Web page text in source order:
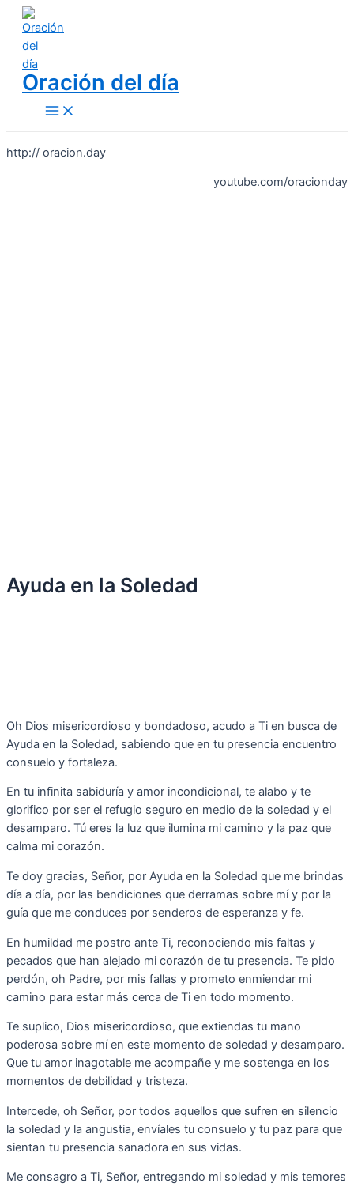
Skip
content
Oración del día
Main
Menu
http:// oracion.day
youtube.com/oracionday
Ayuda en la Soledad
Oh Dios misericordioso y bondadoso, acudo a Ti en busca de
Ayuda en la Soledad, sabiendo que en tu presencia encuentro
consuelo y fortaleza.
En tu infinita sabiduría y amor incondicional, te alabo y te
glorifico por ser el refugio seguro en medio de la soledad y el
desamparo. Tú eres la luz que ilumina mi camino y la paz que
calma mi corazón.
Te doy gracias, Señor, por Ayuda en la Soledad que me brindas
día a día, por las bendiciones que derramas sobre mí y por la
guía que me conduces por senderos de esperanza y fe.
En humildad me postro ante Ti, reconociendo mis faltas y
pecados que han alejado mi corazón de tu presencia. Te pido
perdón, oh Padre, por mis fallas y prometo enmiendar mi
camino para estar más cerca de Ti en todo momento.
Te suplico, Dios misericordioso, que extiendas tu mano
poderosa sobre mí en este momento de soledad y desamparo.
Que tu amor inagotable me acompañe y me sostenga en los
momentos de debilidad y tristeza.
Intercede, oh Señor, por todos aquellos que sufren en silencio
la soledad y la angustia, envíales tu consuelo y tu paz para que
sientan tu presencia sanadora en sus vidas.
Me consagro a Ti, Señor, entregando mi soledad y mis temores